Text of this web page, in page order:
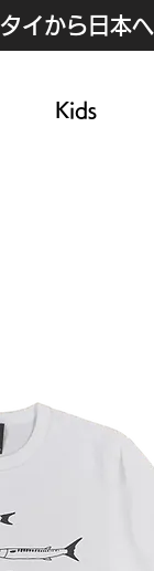
タイから日本
Kids